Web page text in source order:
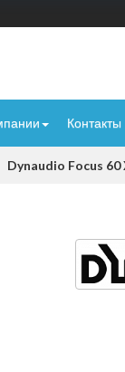
Контакты
Dynaudio Focus